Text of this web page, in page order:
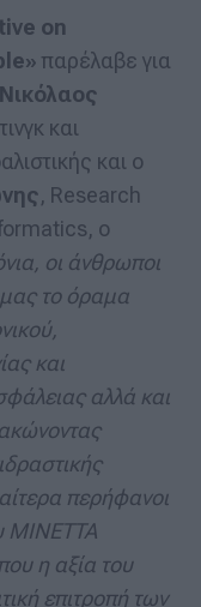
on
παρέλαβε για
Νικόλαος
και
και ο
, Research
ο
οι άνθρωποι
το όραμα
και
αλλά και
περήφανοι
MINETTA
η αξία του
επιτροπή των